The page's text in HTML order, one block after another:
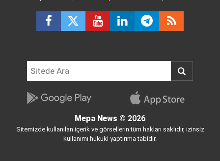
Mepa News © 2026
Sitemizde kullanılan içerik ve görsellerin tüm hakları saklıdır, izinsiz
kullanımı hukuki yaptırıma tabidir.